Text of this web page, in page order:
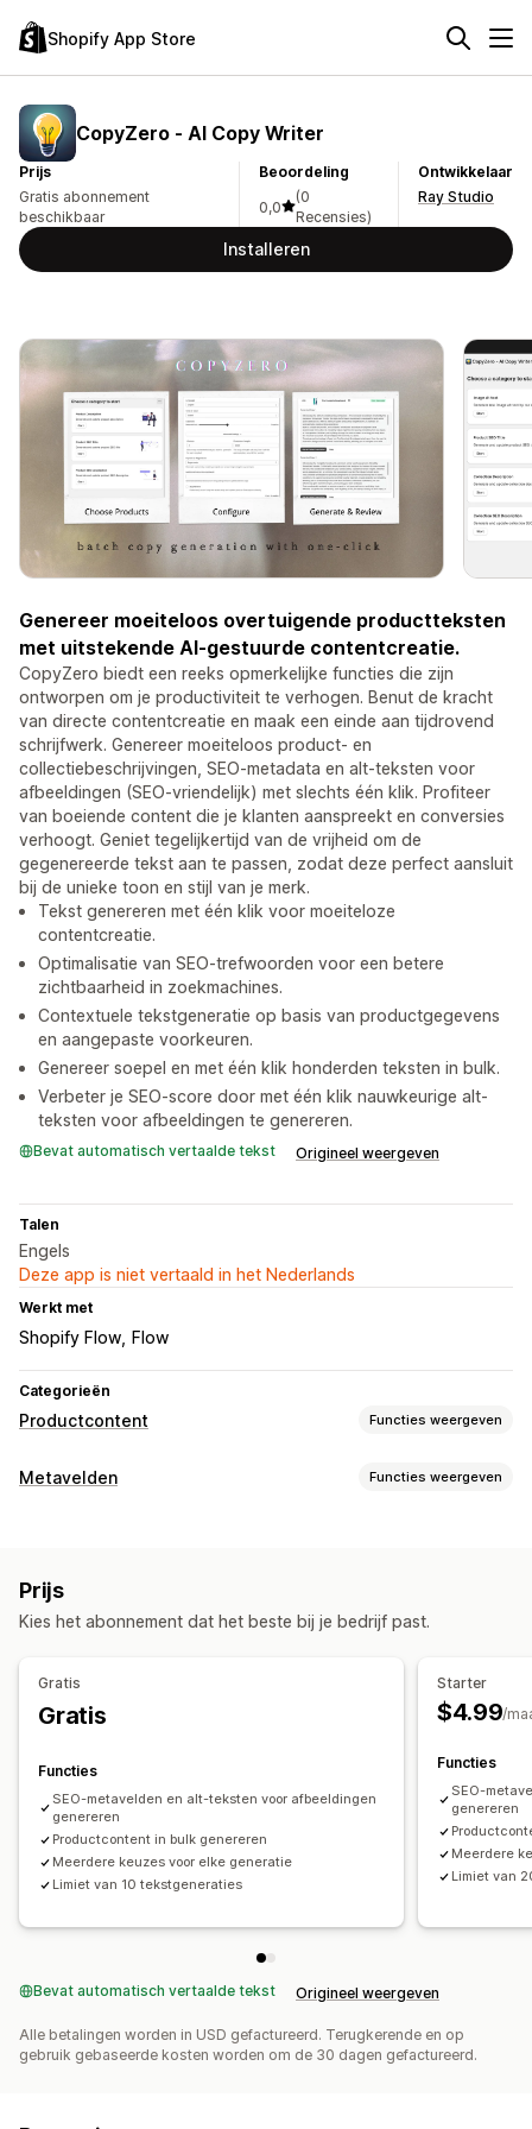
Shopify App Store
CopyZero ‑ AI Copy Writer
Prijs
Gratis abonnement
beschikbaar
Beoordeling
0,0
(0
Recensies)
Ontwikkelaar
Ray Studio
Installeren
Genereer moeiteloos overtuigende productteksten
met uitstekende AI-gestuurde contentcreatie.
CopyZero biedt een reeks opmerkelijke functies die zijn
ontworpen om je productiviteit te verhogen. Benut de kracht
van directe contentcreatie en maak een einde aan tijdrovend
schrijfwerk. Genereer moeiteloos product- en
collectiebeschrijvingen, SEO-metadata en alt-teksten voor
afbeeldingen (SEO-vriendelijk) met slechts één klik. Profiteer
van boeiende content die je klanten aanspreekt en conversies
verhoogt. Geniet tegelijkertijd van de vrijheid om de
gegenereerde tekst aan te passen, zodat deze perfect aansluit
bij de unieke toon en stijl van je merk.
Tekst genereren met één klik voor moeiteloze
contentcreatie.
Optimalisatie van SEO-trefwoorden voor een betere
zichtbaarheid in zoekmachines.
Contextuele tekstgeneratie op basis van productgegevens
en aangepaste voorkeuren.
Genereer soepel en met één klik honderden teksten in bulk.
Verbeter je SEO-score door met één klik nauwkeurige alt-
teksten voor afbeeldingen te genereren.
Bevat automatisch vertaalde tekst Origineel weergeven
Talen
Engels
Deze app is niet vertaald in het Nederlands
Werkt met
Shopify Flow Flow
Categorieën
Productcontent Functies weergeven
Contenttypes
Contentontwikkeling
AI-generatie
Meerdere talen
Bulkbewerking
SEO
Collectie-SEO
Metavelden Functies weergeven
Beheertools
Prijs
Kies het abonnement dat het beste bij je bedrijf past.
Gratis
Gratis
Functies
SEO-metavelden en alt-teksten voor afbeeldingen
genereren
Productcontent in bulk genereren
Meerdere keuzes voor elke generatie
Limiet van 10 tekstgeneraties
Starter
$4.99/
Functies
SEO-
genereren
Meerdere
Limiet van
Bevat automatisch vertaalde tekst Origineel weergeven
Alle betalingen worden in USD gefactureerd. Terugkerende en op
gebruik gebaseerde kosten worden om de 30 dagen gefactureerd.